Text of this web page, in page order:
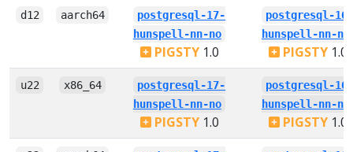
d12 aarch64
postgresql-17-
hunspell-nn-no
PIGSTY1.0
postgresql-
hunspell-nn-no
PIGSTY1.0
u22 x86_64
postgresql-17-
hunspell-nn-no
PIGSTY1.0
postgresql-
hunspell-nn-no
PIGSTY1.0